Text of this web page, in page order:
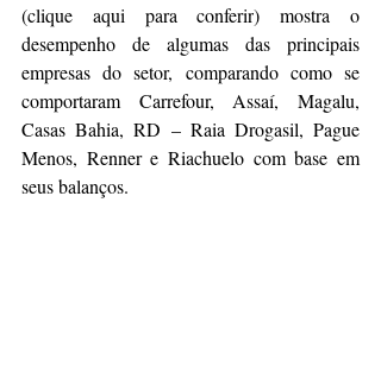
(clique aqui para conferir) mostra o
desempenho de algumas das principais
empresas do setor, comparando como se
comportaram Carrefour, Assaí, Magalu,
Casas Bahia, RD – Raia Drogasil, Pague
Menos, Renner e Riachuelo com base em
seus balanços.